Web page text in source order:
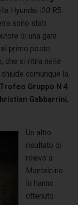
Hyundai i20 R5.
sono stati
di una gara
primo posto
che si ritira nelle
comunque la
Trofeo Gruppo N 4
Gabbarrini,
Un altro
risultato di
rilievo a
Montalcino
lo hanno
ottenuto